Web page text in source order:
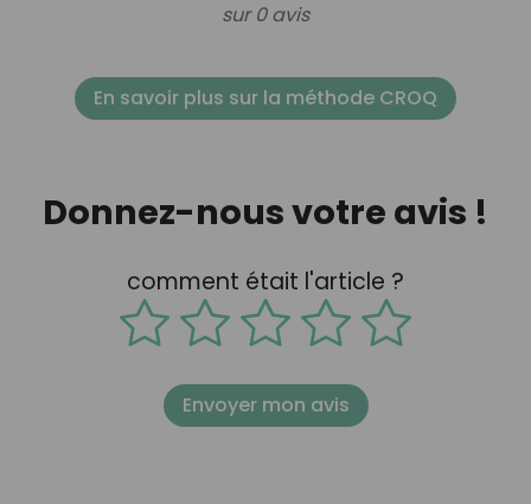
sur 0 avis
En savoir plus sur la méthode CROQ
Donnez-nous votre avis !
comment était l'article ?
Envoyer mon avis